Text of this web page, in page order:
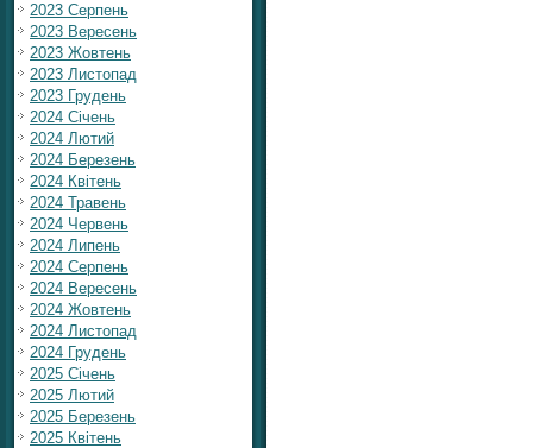
2023 Серпень
2023 Вересень
2023 Жовтень
2023 Листопад
2023 Грудень
2024 Січень
2024 Лютий
2024 Березень
2024 Квітень
2024 Травень
2024 Червень
2024 Липень
2024 Серпень
2024 Вересень
2024 Жовтень
2024 Листопад
2024 Грудень
2025 Січень
2025 Лютий
2025 Березень
2025 Квітень